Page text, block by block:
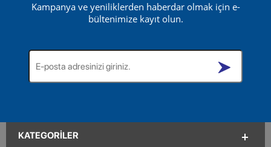
Kampanya ve yeniliklerden haberdar olmak için e-
bültenimize kayıt olun.
KATEGORILER